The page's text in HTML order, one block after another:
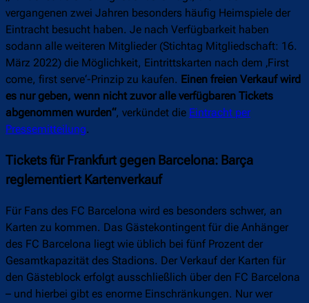
vergangenen zwei Jahren besonders häufig Heimspiele der
Eintracht besucht haben. Je nach Verfügbarkeit haben
sodann alle weiteren Mitglieder (Stichtag Mitgliedschaft: 16.
März 2022) die Möglichkeit, Eintrittskarten nach dem ‚First
come, first serve‘-Prinzip zu kaufen. Einen freien Verkauf wird
es nur geben, wenn nicht zuvor alle verfügbaren Tickets
abgenommen wurden“, verkündet die Eintracht per
Pressemitteilung.
Tickets für Frankfurt gegen Barcelona: Barça
reglementiert Kartenverkauf
Für Fans des FC Barcelona wird es besonders schwer, an
Karten zu kommen. Das Gästekontingent für die Anhänger
des FC Barcelona liegt wie üblich bei fünf Prozent der
Gesamtkapazität des Stadions. Der Verkauf der Karten für
den Gästeblock erfolgt ausschließlich über den FC Barcelona
– und hierbei gibt es enorme Einschränkungen. Nur wer